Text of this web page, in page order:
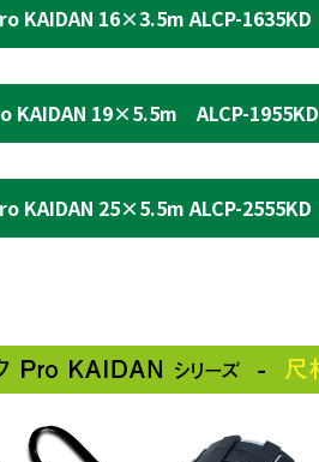
KAIDAN 16×3.5m ALCP-1635KD
KAIDAN 19×5.5m ALCP-1955KD
KAIDAN 25×5.5m ALCP-2555KD